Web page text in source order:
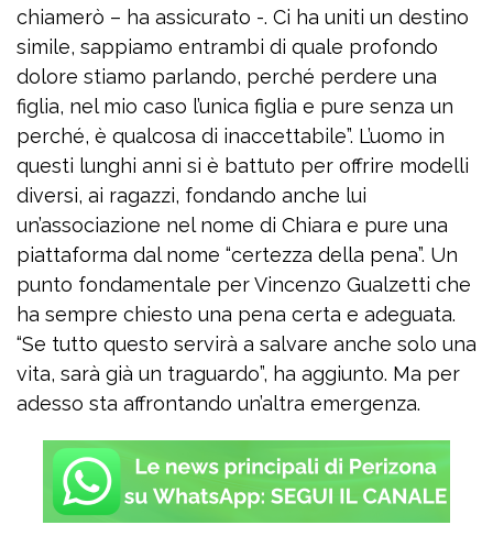
chiamerò – ha assicurato -. Ci ha uniti un destino
simile, sappiamo entrambi di quale profondo
dolore stiamo parlando, perché perdere una
figlia, nel mio caso l’unica figlia e pure senza un
perché, è qualcosa di inaccettabile”. L’uomo in
questi lunghi anni si è battuto per offrire modelli
diversi, ai ragazzi, fondando anche lui
un’associazione nel nome di Chiara e pure una
piattaforma dal nome “certezza della pena”. Un
punto fondamentale per Vincenzo Gualzetti che
ha sempre chiesto una pena certa e adeguata.
“Se tutto questo servirà a salvare anche solo una
vita, sarà già un traguardo”, ha aggiunto. Ma per
adesso sta affrontando un’altra emergenza.